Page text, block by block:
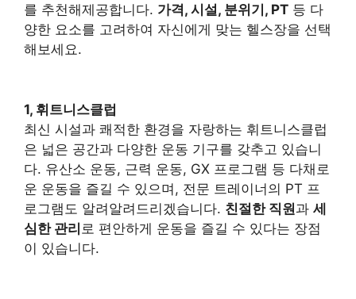
를 추천해제공합니다. 가격, 시설, 분위기, PT 등 다
양한 요소를 고려하여 자신에게 맞는 헬스장을 선택
해보세요.
1, 휘트니스클럽
최신 시설과 쾌적한 환경을 자랑하는 휘트니스클럽
은 넓은 공간과 다양한 운동 기구를 갖추고 있습니
다. 유산소 운동, 근력 운동, GX 프로그램 등 다채로
운 운동을 즐길 수 있으며, 전문 트레이너의 PT 프
로그램도 알려알려드리겠습니다. 친절한 직원과 세
심한 관리 로 편안하게 운동을 즐길 수 있다는 장점
이 있습니다.